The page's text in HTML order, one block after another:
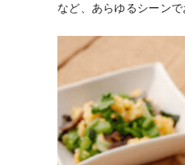
など、あらゆるシーンで